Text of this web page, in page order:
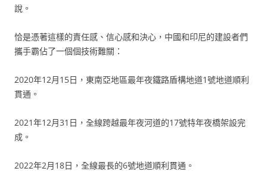
說。
恰是憑著這樣的責任感、信心感和決心，中國和印尼的建設者們
攜手霸佔了一個個技術難關：
2020年12月15日，東南亞地區最年夜鐵路盾構地道1號地道順利
貫通。
2021年12月31日，全線跨越最年夜河道的17號特年夜橋架設完
成。
2022年2月18日，全線最長的6號地道順利貫通。